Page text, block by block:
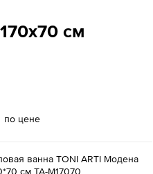
см
по цене
ванна TONI ARTI Модена
см TA-M17070